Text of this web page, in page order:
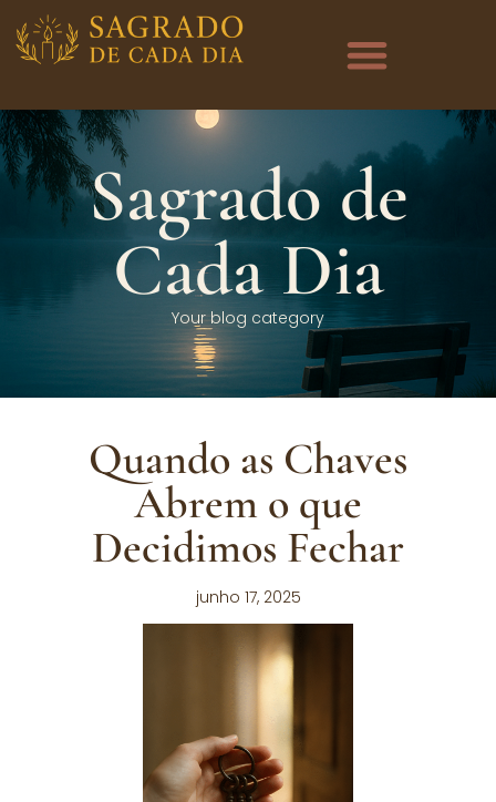
Sagrado de
Cada Dia
Your blog category
Quando as Chaves
Abrem o que
Decidimos Fechar
junho 17, 2025